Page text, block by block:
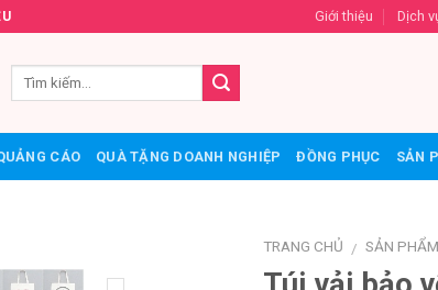
Giới thiệu Dịch
CÁO QUÀ TẶNG DOANH NGHIỆP ĐỒNG PHỤC SẢN
TRANG CHỦ / SẢN